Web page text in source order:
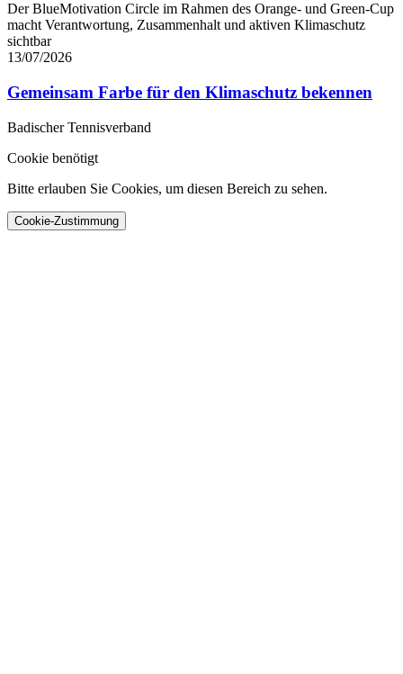
Der BlueMotivation Circle im Rahmen des Orange- und Green-Cup
macht Verantwortung, Zusammenhalt und aktiven Klimaschutz
sichtbar
13/07/2026
Gemeinsam Farbe für den Klimaschutz bekennen
Badischer Tennisverband
Cookie benötigt
Bitte erlauben Sie Cookies, um diesen Bereich zu sehen.
Cookie-Zustimmung